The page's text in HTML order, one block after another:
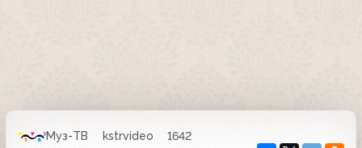
Муз-ТВ kstrvideo
1642